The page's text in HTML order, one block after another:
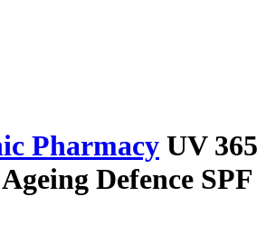
Pharmacy UV 365
Defence SPF